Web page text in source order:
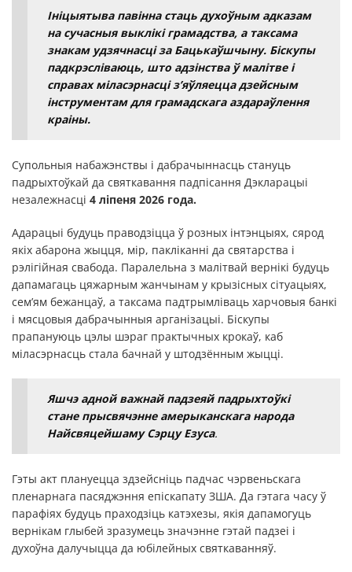
Ініцыятыва павінна стаць духоўным адказам
на сучасныя выклікі грамадства, а таксама
знакам удзячнасці за Бацькаўшчыну. Біскупы
падкрэсліваюць, што адзінства ў малітве і
справах міласэрнасці з’яўляецца дзейсным
інструментам для грамадскага аздараўлення
краіны.
Супольныя набажэнствы і дабрачыннасць стануць
падрыхтоўкай да святкавання падпісання Дэкларацыі
незалежнасці 4 ліпеня 2026 года.
Адарацыі будуць праводзіцца ў розных інтэнцыях, сярод
якіх абарона жыцця, мір, пакліканні да святарства і
рэлігійная свабода. Паралельна з малітвай вернікі будуць
дапамагаць цяжарным жанчынам у крызісных сітуацыях,
сем’ям бежанцаў, а таксама падтрымліваць харчовыя банкі
і мясцовыя дабрачынныя арганізацыі. Біскупы
прапануюць цэлы шэраг практычных крокаў, каб
міласэрнасць стала бачнай у штодзённым жыцці.
Яшчэ адной важнай падзеяй падрыхтоўкі
стане прысвячэнне амерыканскага народа
Найсвяцейшаму Сэрцу Езуса.
Гэты акт плануецца здзейсніць падчас чэрвеньскага
пленарнага пасяджэння епіскапату ЗША. Да гэтага часу ў
парафіях будуць праходзіць катэхезы, якія дапамогуць
вернікам глыбей зразумець значэнне гэтай падзеі і
духоўна далучыцца да юбілейных святкаванняў.